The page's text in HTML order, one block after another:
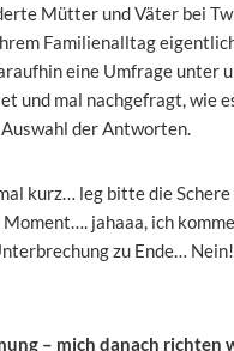
Mütter und Väter bei
Familienalltag
eine Umfrage unter
und mal nachgefragt, wie
der Antworten.
kurz… leg bitte die
jahaaa, ich
zu Ende…
– mich danach richten